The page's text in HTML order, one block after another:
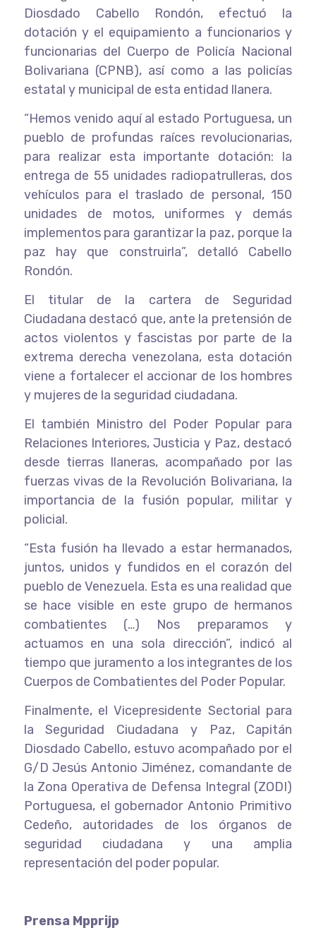
Diosdado Cabello Rondón, efectuó la
dotación y el equipamiento a funcionarios y
funcionarias del Cuerpo de Policía Nacional
Bolivariana (CPNB), así como a las policías
estatal y municipal de esta entidad llanera.
“Hemos venido aquí al estado Portuguesa, un
pueblo de profundas raíces revolucionarias,
para realizar esta importante dotación: la
entrega de 55 unidades radiopatrulleras, dos
vehículos para el traslado de personal, 150
unidades de motos, uniformes y demás
implementos para garantizar la paz, porque la
paz hay que construirla”, detalló Cabello
Rondón.
El titular de la cartera de Seguridad
Ciudadana destacó que, ante la pretensión de
actos violentos y fascistas por parte de la
extrema derecha venezolana, esta dotación
viene a fortalecer el accionar de los hombres
y mujeres de la seguridad ciudadana.
El también Ministro del Poder Popular para
Relaciones Interiores, Justicia y Paz, destacó
desde tierras llaneras, acompañado por las
fuerzas vivas de la Revolución Bolivariana, la
importancia de la fusión popular, militar y
policial.
“Esta fusión ha llevado a estar hermanados,
juntos, unidos y fundidos en el corazón del
pueblo de Venezuela. Esta es una realidad que
se hace visible en este grupo de hermanos
combatientes (…) Nos preparamos y
actuamos en una sola dirección”, indicó al
tiempo que juramento a los integrantes de los
Cuerpos de Combatientes del Poder Popular.
Finalmente, el Vicepresidente Sectorial para
la Seguridad Ciudadana y Paz, Capitán
Diosdado Cabello, estuvo acompañado por el
G/D Jesús Antonio Jiménez, comandante de
la Zona Operativa de Defensa Integral (ZODI)
Portuguesa, el gobernador Antonio Primitivo
Cedeño, autoridades de los órganos de
seguridad ciudadana y una amplia
representación del poder popular.
Prensa Mpprijp